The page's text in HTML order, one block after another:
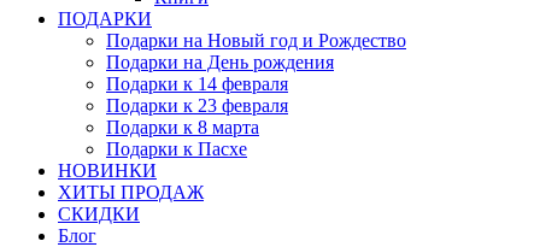
ПОДАРКИ
Подарки на Новый год и Рождество
Подарки на День рождения
Подарки к 14 февраля
Подарки к 23 февраля
Подарки к 8 марта
Подарки к Пасхе
НОВИНКИ
ХИТЫ ПРОДАЖ
СКИДКИ
Блог